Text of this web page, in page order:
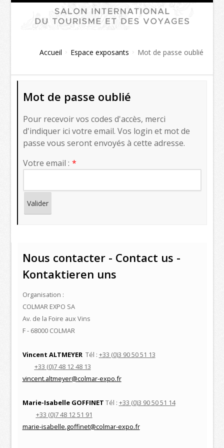
Accueil Espace exposants Mot de passe oublié
Mot de passe oublié
Pour recevoir vos codes d'accès, merci
d'indiquer ici votre email. Vos login et mot de
passe vous seront envoyés à cette adresse.
Votre email :
Valider
Nous contacter - Contact us -
Kontaktieren uns
Organisation :
COLMAR EXPO SA
Av. de la Foire aux Vins
F - 68000 COLMAR
Vincent ALTMEYER Tél : +33 (0)3 90 50 51 13
+33 (0)7 48 12 48 13
vincent.altmeyer@colmar-expo.fr
Marie-Isabelle GOFFINET Tél : +33 (0)3 90 50 51 14
+33 (0)7 48 12 51 91
marie-isabelle.goffinet@colmar-expo.fr